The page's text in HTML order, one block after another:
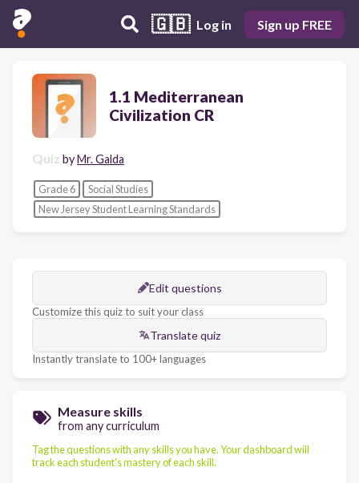
🇬🇧 Log in Sign up FREE
1.1 Mediterranean
Civilization CR
Quiz byMr. Galda
Grade 6
Social Studies
New Jersey Student Learning Standards
Edit questions
Customize this quiz to suit your class
Translate quiz
Instantly translate to 100+ languages
Measure skills
from any curriculum
Tag the questions with any skills you have. Your dashboard will
track each student's mastery of each skill.